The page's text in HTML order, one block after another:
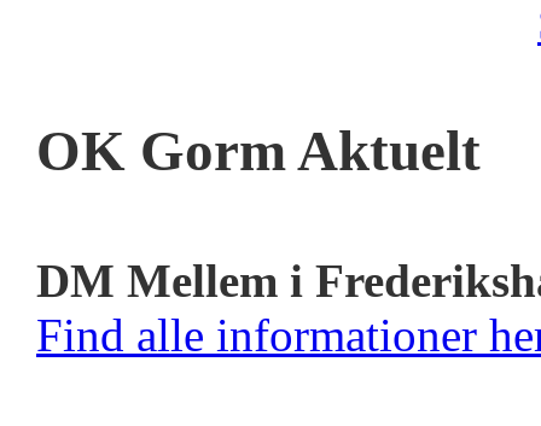
OK Gorm Aktuelt
DM Mellem i
Find alle informationer